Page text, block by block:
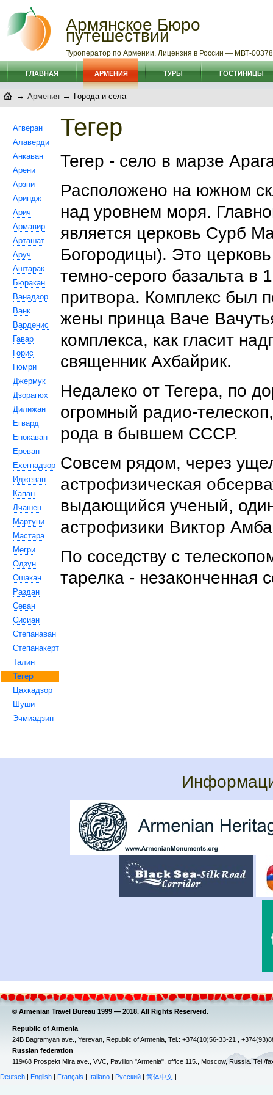
Армянское Бюро
путешествий
Туроператор по Армении. Лицензия в России — МВТ-
ГЛАВНАЯ АРМЕНИЯ ТУРЫ ГОСТИНИЦЫ
→ Армения → Города и села
Агверан
Алаверди
Анкаван
Арени
Арзни
Ариндж
Арич
Армавир
Арташат
Аруч
Аштарак
Бюракан
Ванадзор
Ванк
Варденис
Гавар
Горис
Гюмри
Джермук
Дзорагюх
Дилижан
Егвард
Енокаван
Ереван
Ехегнадзор
Иджеван
Капан
Лчашен
Мартуни
Мастара
Мегри
Одзун
Ошакан
Раздан
Севан
Сисиан
Степанаван
Степанакерт
Талин
Тегер
Цахкадзор
Шуши
Эчмиадзин
Тегер
Тегер - село в марзе
Расположено на южном
над уровнем моря.
является церковь Сурб
Богородицы). Это
темно-серого базальта в
притвора. Комплекс был
жены принца Ваче
комплекса, как гласит
священник Ахбайрик.
Недалеко от Тегера, по
огромный радио-
рода в бывшем СССР.
Совсем рядом, через
астрофизическая
выдающийся ученый,
астрофизики Виктор
По соседству с
тарелка - незаконченная
© Armenian Travel Bureau 1999 — 2018. All Rights Reserverd.
Republic of Armenia
24B Bagramyan ave., Yerevan, Republic of Armenia, Tel.: +374(10)56-33-21 ,
Russian federation
119/68 Prospekt Mira ave., VVC, Pavilion "Armenia", office 115., Moscow, Russia. Tel./
Deutsch English Français Italiano Русский 简体中文